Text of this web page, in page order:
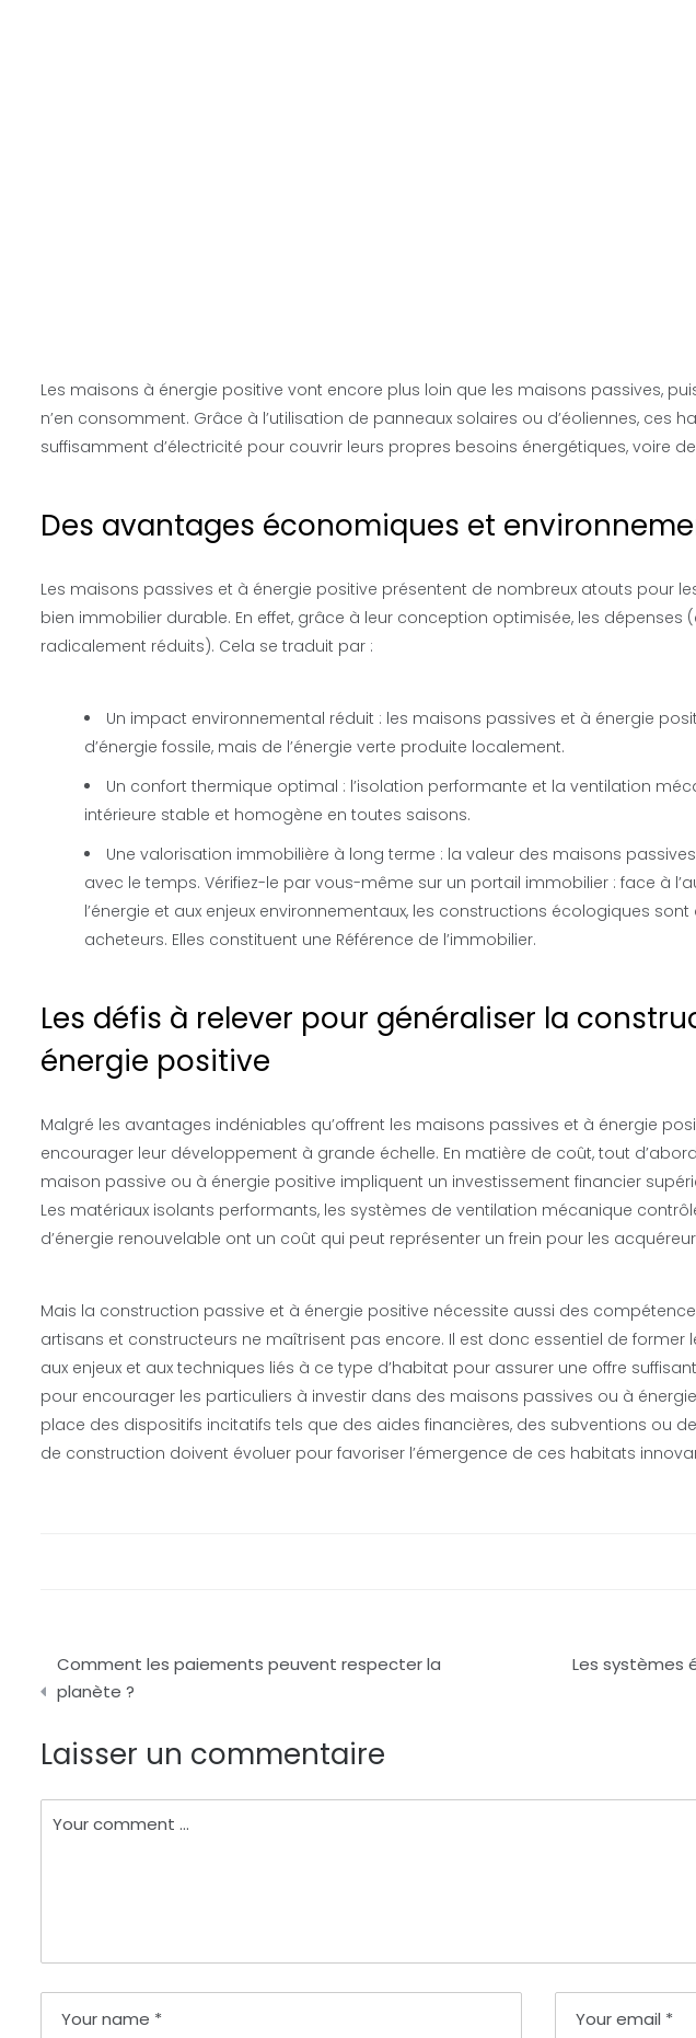
Les maisons à énergie positive vont encore plus loin que les maisons passives,
n’en consomment. Grâce à l’utilisation de panneaux solaires ou d’éoliennes, ces
suffisamment d’électricité pour couvrir leurs propres besoins énergétiques, voire
Des avantages économiques et
Les maisons passives et à énergie positive présentent de nombreux atouts pour
bien immobilier durable. En effet, grâce à leur conception optimisée, les dépenses
radicalement réduits). Cela se traduit par :
Un impact environnemental réduit : les maisons passives et à énergie
d’énergie fossile, mais de l’énergie verte produite localement.
Un confort thermique optimal : l’isolation performante et la ventilation
intérieure stable et homogène en toutes saisons.
Une valorisation immobilière à long terme : la valeur des maisons
avec le temps. Vérifiez-le par vous-même sur un portail immobilier : face à
l’énergie et aux enjeux environnementaux, les constructions écologiques
acheteurs. Elles constituent une Référence de l’immobilier.
Les défis à relever pour généraliser la
énergie positive
Malgré les avantages indéniables qu’offrent les maisons passives et à énergie
encourager leur développement à grande échelle. En matière de coût, tout
maison passive ou à énergie positive impliquent un investissement financier
Les matériaux isolants performants, les systèmes de ventilation mécanique
d’énergie renouvelable ont un coût qui peut représenter un frein pour les
Mais la construction passive et à énergie positive nécessite aussi des
artisans et constructeurs ne maîtrisent pas encore. Il est donc essentiel de former
aux enjeux et aux techniques liés à ce type d’habitat pour assurer une offre
pour encourager les particuliers à investir dans des maisons passives ou à
place des dispositifs incitatifs tels que des aides financières, des subventions ou
de construction doivent évoluer pour favoriser l’émergence de ces habitats
Navigation
de
l’article
Comment les paiements peuvent respecter la
planète ?
Les systèmes
Laisser un commentaire